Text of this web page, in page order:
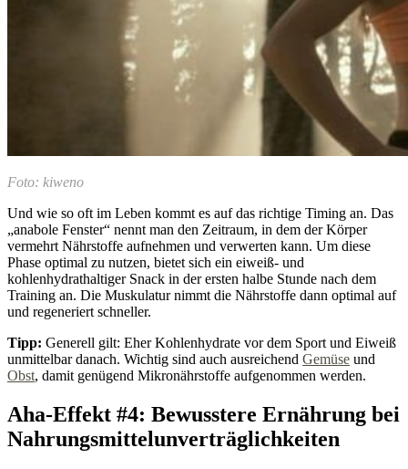
Foto: kiweno
Und wie so oft im Leben kommt es auf das richtige Timing an. Das
„anabole Fenster“ nennt man den Zeitraum, in dem der Körper
vermehrt Nährstoffe aufnehmen und verwerten kann. Um diese
Phase optimal zu nutzen, bietet sich ein eiweiß- und
kohlenhydrathaltiger Snack in der ersten halbe Stunde nach dem
Training an. Die Muskulatur nimmt die Nährstoffe dann optimal auf
und regeneriert schneller.
Tipp: Generell gilt: Eher Kohlenhydrate vor dem Sport und Eiweiß
unmittelbar danach. Wichtig sind auch ausreichend Gemüse und
Obst, damit genügend Mikronährstoffe aufgenommen werden.
Aha-Effekt #4: Bewusstere Ernährung bei
Nahrungsmittelunverträglichkeiten